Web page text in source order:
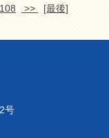
108 >> [最後]
号